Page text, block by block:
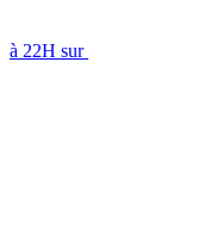
à 22H sur